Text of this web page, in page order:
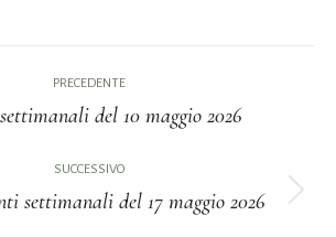
PRECEDENTE
Post
precedente:
del 10 maggio 2026
SUCCESSIVO
Prossimo
settimanali del 17 maggio 2026